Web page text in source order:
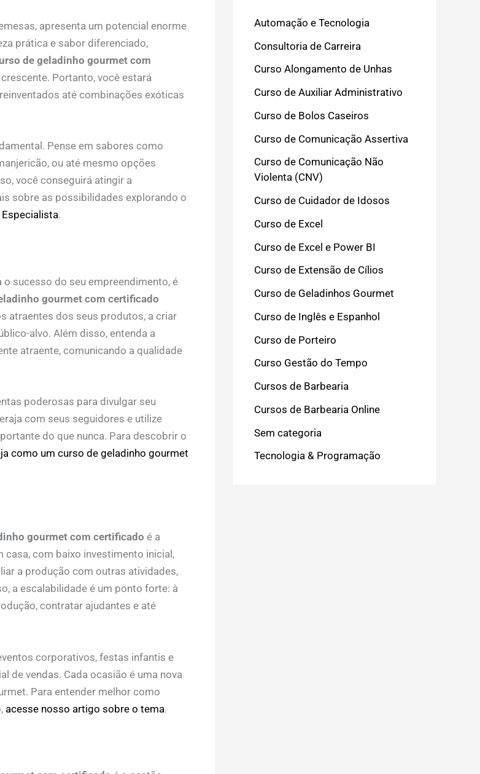
apresenta um potencial enorme
prática e sabor diferenciado,
de geladinho gourmet com
Portanto, você estará
até combinações exóticas
Pense em sabores como
ou até mesmo opções
você conseguirá atingir a
sobre as possibilidades explorando o
.
sucesso do seu empreendimento, é
gourmet com certificado
atraentes dos seus produtos, a criar
alvo. Além disso, entenda a
atraente, comunicando a qualidade
poderosas para divulgar seu
com seus seguidores e utilize
do que nunca. Para descobrir o
como um curso de geladinho gourmet
gourmet com certificado é a
com baixo investimento inicial,
a produção com outras atividades,
a escalabilidade é um ponto forte: à
contratar ajudantes e até
corporativos, festas infantis e
de vendas. Cada ocasião é uma nova
Para entender melhor como
acesse nosso artigo sobre o tema.
Automação e Tecnologia
Consultoria de Carreira
Curso Alongamento de Unhas
Curso de Auxiliar Administrativo
Curso de Bolos Caseiros
Curso de Comunicação Assertiva
Curso de Comunicação Não
Violenta (CNV)
Curso de Cuidador de Idosos
Curso de Excel
Curso de Excel e Power BI
Curso de Extensão de Cílios
Curso de Geladinhos Gourmet
Curso de Inglês e Espanhol
Curso de Porteiro
Curso Gestão do Tempo
Cursos de Barbearia
Cursos de Barbearia Online
Sem categoria
Tecnologia & Programação